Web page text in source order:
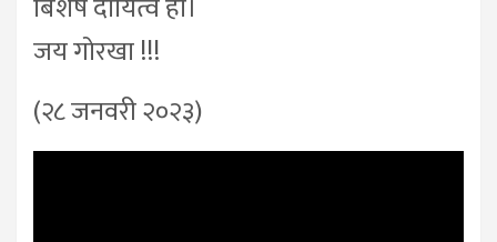
जय गोरखा !!!
(२८ जनवरी २०२३)